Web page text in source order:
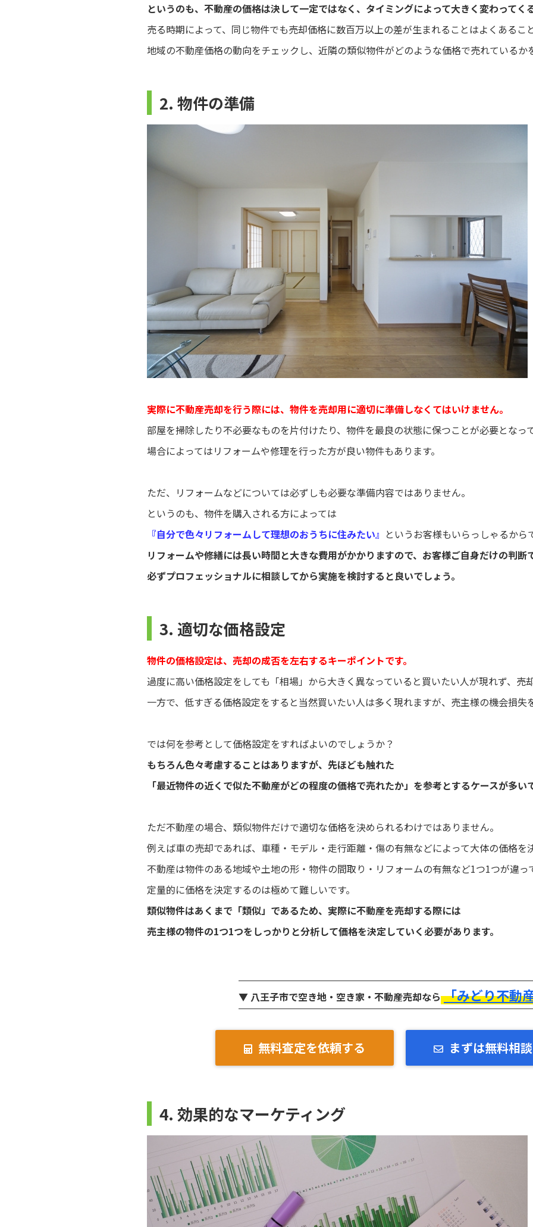
というのも、不動産の価格は決して一定ではなく、タイミングによって大きく変わってく
売る時期によって、同じ物件でも売却価格に数百万以上の差が生まれることはよくあるこ
地域の不動産価格の動向をチェックし、近隣の類似物件がどのような価格で売れているか
2. 物件の準備
実際に不動産売却を行う際には、物件を売却用に適切に準備しなくてはいけません。
部屋を掃除したり不必要なものを片付けたり、物件を最良の状態に保つことが必要となっ
場合によってはリフォームや修理を行った方が良い物件もあります。
ただ、リフォームなどについては必ずしも必要な準備内容ではありません。
というのも、物件を購入される方によっては
『自分で色々リフォームして理想のおうちに住みたい』 というお客様もいらっしゃるから
リフォームや修繕には長い時間と大きな費用がかかりますので、お客様ご自身だけの判断
必ずプロフェッショナルに相談してから実施を検討すると良いでしょう。
3. 適切な価格設定
物件の価格設定は、売却の成否を左右するキーポイントです。
過度に高い価格設定をしても「相場」から大きく異なっていると買いたい人が現れず、売
一方で、低すぎる価格設定をすると当然買いたい人は多く現れますが、売主様の機会損失
では何を参考として価格設定をすればよいのでしょうか？
もちろん色々考慮することはありますが、先ほども触れた
「最近物件の近くで似た不動産がどの程度の価格で売れたか」を参考とするケースが多い
ただ不動産の場合、類似物件だけで適切な価格を決められるわけではありません。
例えば車の売却であれば、車種・モデル・走行距離・傷の有無などによって大体の価格を
不動産は物件のある地域や土地の形・物件の間取り・リフォームの有無など1つ1つが違っ
定量的に価格を決定するのは極めて難しいです。
類似物件はあくまで「類似」であるため、実際に不動産を売却する際には
売主様の物件の1つ1つをしっかりと分析して価格を決定していく必要があります。
▼ 八王子市で空き地・空き家・不動産売却なら 「みどり不動
無料査定を依頼する まずは無料相
4. 効果的なマーケティング